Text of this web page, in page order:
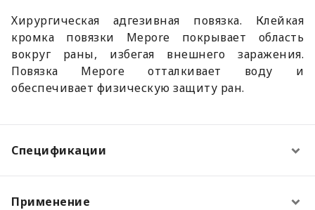
Хирургическая адгезивная повязка. Клейкая
кромка повязки Mepore покрывает область
вокруг раны, избегая внешнего заражения.
Повязка Mepore отталкивает воду и
обеспечивает физическую защиту ран.
Спецификации
Применение